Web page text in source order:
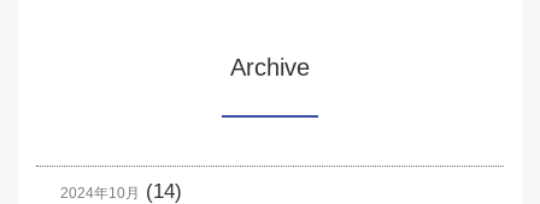
Archive
2024年10月 (14)